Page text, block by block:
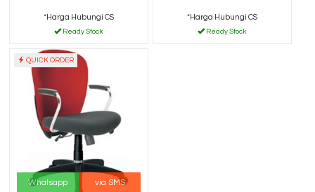
*Harga Hubungi CS
Ready Stock
*Harga Hubungi CS
Ready Stock
QUICK ORDER
Whatsapp via SMS